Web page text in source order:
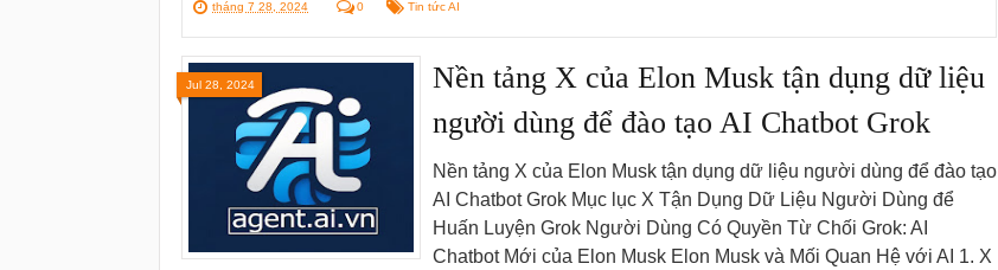
tháng 7 28, 2024 0 Tin tức AI
Nền tảng X của Elon Musk tận dụng dữ liệu
người dùng để đào tạo AI Chatbot Grok
Nền tảng X của Elon Musk tận dụng dữ liệu người dùng để đào tạo
AI Chatbot Grok Mục lục X Tận Dụng Dữ Liệu Người Dùng để
Huấn Luyện Grok Người Dùng Có Quyền Từ Chối Grok: AI
Chatbot Mới của Elon Musk Elon Musk và Mối Quan Hệ với AI 1. X
Jul 28, 2024